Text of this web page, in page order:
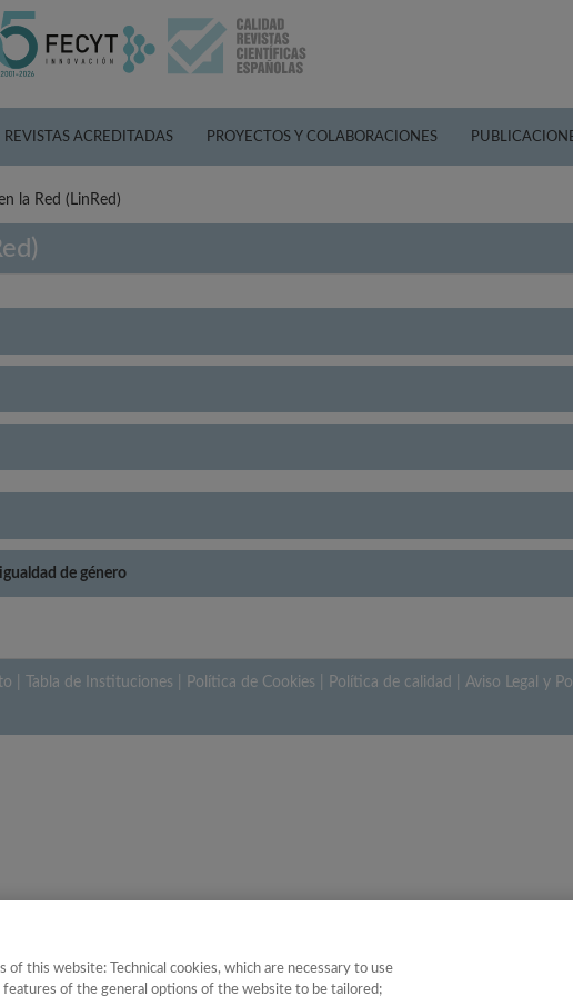
REVISTAS ACREDITADAS PROYECTOS Y COLABORACIONES
la Red (LinRed)
de género
Tabla de Instituciones Política de Cookies Política de calidad Aviso Legal y
this website: Technical cookies, which are necessary to use
of the general options of the website to be tailored;